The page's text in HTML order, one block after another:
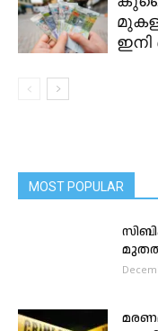
ഇനി
MOST POPULAR
മുതൽ